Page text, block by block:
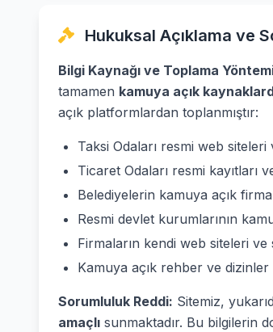
Hukuksal Açıklama ve
Bilgi Kaynağı ve Toplama
tamamen kamuya açık
açık platformlardan toplanmıştır:
Taksi Odaları resmi web siteleri
Ticaret Odaları resmi kayıtları
Belediyelerin kamuya açık firma
Resmi devlet kurumlarının
Firmaların kendi web siteleri ve
Kamuya açık rehber ve dizinler
Sorumluluk Reddi: Sitemiz,
amaçlı sunmaktadır. Bu bilgilerin